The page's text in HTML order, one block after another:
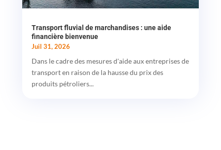
Transport fluvial de marchandises : une aide
financière bienvenue
Juil 31, 2026
Dans le cadre des mesures d'aide aux entreprises de
transport en raison de la hausse du prix des
produits pétroliers...